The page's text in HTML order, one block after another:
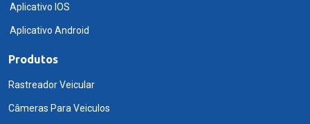
Aplicativo IOS
Aplicativo Android
Produtos
Rastreador Veicular
Câmeras Para Veiculos